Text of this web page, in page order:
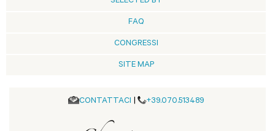
FAQ
CONGRESSI
SITE MAP
CONTATTACI | +39.070.513489